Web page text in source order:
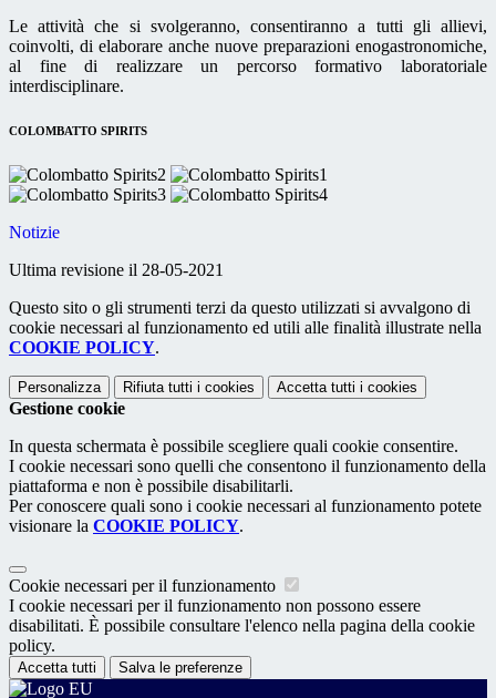
Le attività che si svolgeranno, consentiranno a tutti gli allievi,
coinvolti, di elaborare anche nuove preparazioni enogastronomiche,
al fine di realizzare un percorso formativo laboratoriale
interdisciplinare.
COLOMBATTO SPIRITS
Notizie
Ultima revisione il 28-05-2021
Questo sito o gli strumenti terzi da questo utilizzati si avvalgono di
cookie necessari al funzionamento ed utili alle finalità illustrate nella
COOKIE POLICY.
Personalizza Rifiuta tutti i cookies Accetta tutti i cookies
Gestione cookie
In questa schermata è possibile scegliere quali cookie consentire.
I cookie necessari sono quelli che consentono il funzionamento della
piattaforma e non è possibile disabilitarli.
Per conoscere quali sono i cookie necessari al funzionamento potete
visionare la COOKIE POLICY.
Cookie necessari per il funzionamento
I cookie necessari per il funzionamento non possono essere
disabilitati. È possibile consultare l'elenco nella pagina della cookie
policy.
Accetta tutti Salva le preferenze